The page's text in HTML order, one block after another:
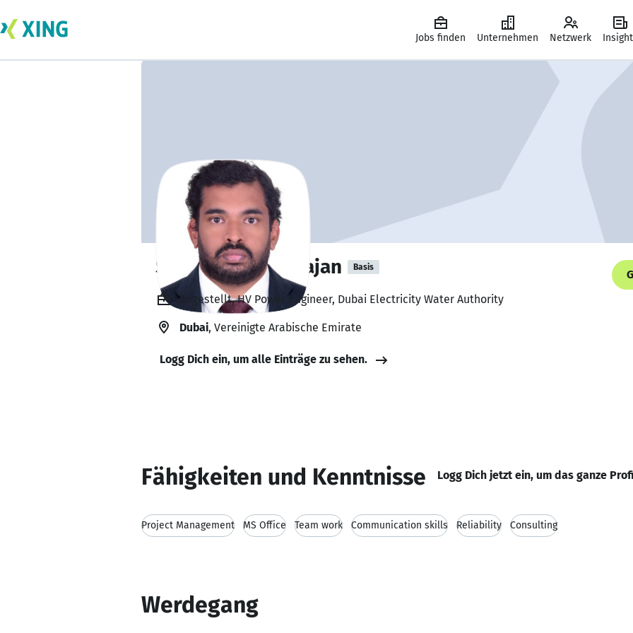
Jobs finden Unternehmen Netzwerk
Sathiyaraj Nagarajan Basis
Angestellt, HV Power Engineer, Dubai Electricity Water Authority
Dubai, Vereinigte Arabische Emirate
Logg Dich ein, um alle Einträge zu sehen.
Fähigkeiten und Kenntnisse Logg Dich jetzt ein, um das ganze
Project Management MS Office Team work Communication skills Reliability Consulting
Werdegang